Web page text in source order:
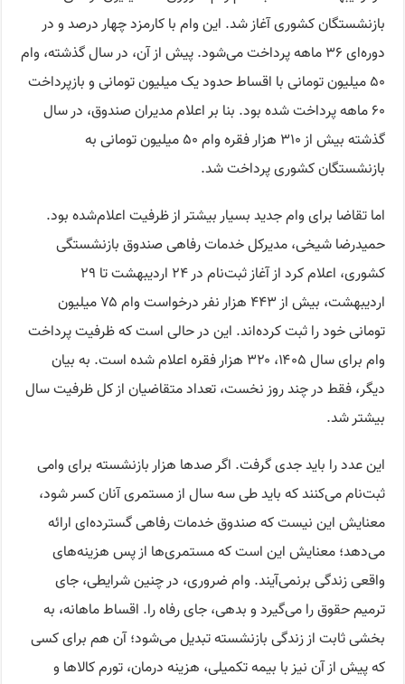
بازنشستگان کشوری آغاز شد. این وام با کارمزد چهار درصد و در
دوره‌ای ۳۶ ماهه پرداخت می‌شود. پیش از آن، در سال گذشته، وام
۵۰ میلیون تومانی با اقساط حدود یک میلیون تومانی و بازپرداخت
۶۰ ماهه پرداخت شده بود. بنا بر اعلام مدیران صندوق، در سال
گذشته بیش از ۳۱۰ هزار فقره وام ۵۰ میلیون تومانی به
بازنشستگان کشوری پرداخت شد.
اما تقاضا برای وام جدید بسیار بیشتر از ظرفیت اعلام‌شده بود.
حمیدرضا شیخی، مدیرکل خدمات رفاهی صندوق بازنشستگی
کشوری، اعلام کرد از آغاز ثبت‌نام در ۲۴ اردیبهشت تا ۲۹
اردیبهشت، بیش از ۴۴۳ هزار نفر درخواست وام ۷۵ میلیون
تومانی خود را ثبت کرده‌اند. این در حالی است که ظرفیت پرداخت
وام برای سال ۱۴۰۵، ۳۲۰ هزار فقره اعلام شده است. به بیان
دیگر، فقط در چند روز نخست، تعداد متقاضیان از کل ظرفیت سال
بیشتر شد.
این عدد را باید جدی گرفت. اگر صدها هزار بازنشسته برای وامی
ثبت‌نام می‌کنند که باید طی سه سال از مستمری آنان کسر شود،
معنایش این نیست که صندوق خدمات رفاهی گسترده‌ای ارائه
می‌دهد؛ معنایش این است که مستمری‌ها از پس هزینه‌های
واقعی زندگی برنمی‌آیند. وام ضروری، در چنین شرایطی، جای
ترمیم حقوق را می‌گیرد و بدهی، جای رفاه را. اقساط ماهانه، به
بخشی ثابت از زندگی بازنشسته تبدیل می‌شود؛ آن هم برای کسی
که پیش از آن نیز با بیمه تکمیلی، هزینه درمان، تورم کالاها و